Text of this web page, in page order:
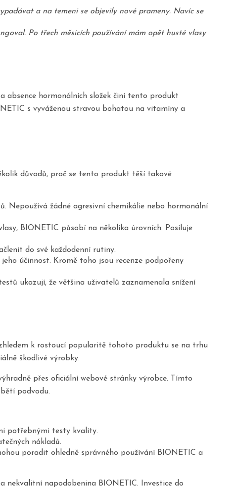
a na temeni se objevily nové prameny. Navíc se
Po třech měsících používání mám opět husté vlasy
absence hormonálních složek činí tento produkt
s vyváženou stravou bohatou na vitamíny a
důvodů, proč se tento produkt těší takové
Nepoužívá žádné agresivní chemikálie nebo hormonální
BIONETIC působí na několika úrovních. Posiluje
do své každodenní rutiny.
účinnost. Kromě toho jsou recenze podpořeny
ukazují, že většina uživatelů zaznamenala snížení
k rostoucí popularitě tohoto produktu se na trhu
škodlivé výrobky.
přes oficiální webové stránky výrobce. Tímto
podvodu.
potřebnými testy kvality.
nákladů.
poradit ohledně správného používání BIONETIC a
nekvalitní napodobenina BIONETIC. Investice do